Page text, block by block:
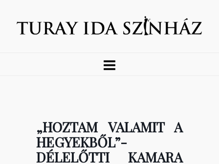
„HOZTAM VALAMIT A
HEGYEKBŐL”-
DÉLELŐTTI KAMARA